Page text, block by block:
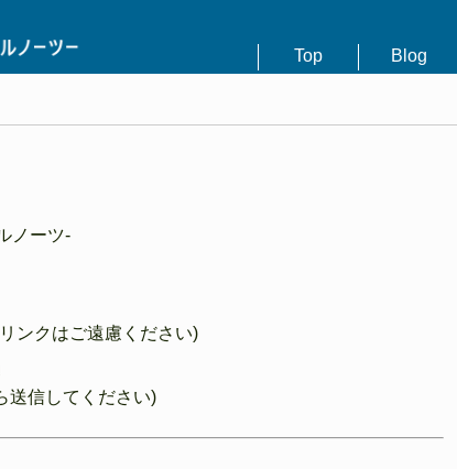
Top Blog
ノーツ-
ンクはご遠慮ください)
送信してください)